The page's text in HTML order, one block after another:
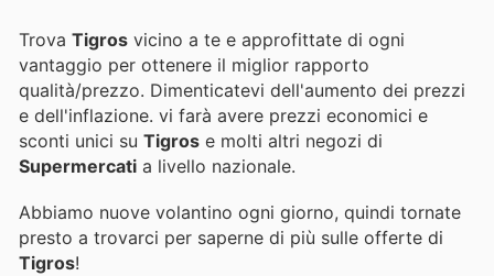
Trova Tigros vicino a te e approfittate di ogni
vantaggio per ottenere il miglior rapporto
qualità/prezzo. Dimenticatevi dell'aumento dei prezzi
e dell'inflazione. vi farà avere prezzi economici e
sconti unici su Tigros e molti altri negozi di
Supermercati a livello nazionale.
Abbiamo nuove volantino ogni giorno, quindi tornate
presto a trovarci per saperne di più sulle offerte di
Tigros!